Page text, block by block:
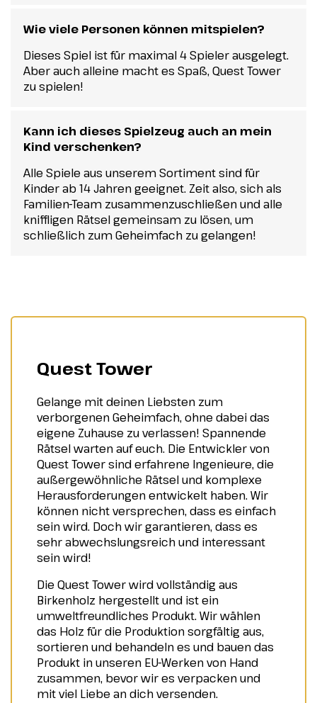
Wie viele Personen können mitspielen?
Dieses Spiel ist für maximal 4 Spieler ausgelegt.
Aber auch alleine macht es Spaß, Quest Tower
zu spielen!
Kann ich dieses Spielzeug auch an mein
Kind verschenken?
Alle Spiele aus unserem Sortiment sind für
Kinder ab 14 Jahren geeignet. Zeit also, sich als
Familien-Team zusammenzuschließen und alle
kniffligen Rätsel gemeinsam zu lösen, um
schließlich zum Geheimfach zu gelangen!
Quest Tower
Gelange mit deinen Liebsten zum
verborgenen Geheimfach, ohne dabei das
eigene Zuhause zu verlassen! Spannende
Rätsel warten auf euch. Die Entwickler von
Quest Tower sind erfahrene Ingenieure, die
außergewöhnliche Rätsel und komplexe
Herausforderungen entwickelt haben. Wir
können nicht versprechen, dass es einfach
sein wird. Doch wir garantieren, dass es
sehr abwechslungsreich und interessant
sein wird!
Die Quest Tower wird vollständig aus
Birkenholz hergestellt und ist ein
umweltfreundliches Produkt. Wir wählen
das Holz für die Produktion sorgfältig aus,
sortieren und behandeln es und bauen das
Produkt in unseren EU-Werken von Hand
zusammen, bevor wir es verpacken und
mit viel Liebe an dich versenden.